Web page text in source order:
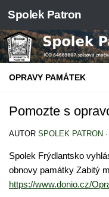
Skip to content
Spolek Patron
OPRAVY PAMÁTEK
Pomozte s
AUTOR SPOLEK PATRON ·
Spolek Frýdlantsko
obnovy památky Zabitý
https://www.donio.cz/